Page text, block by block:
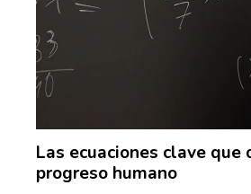
Las ecuaciones clave que
progreso humano